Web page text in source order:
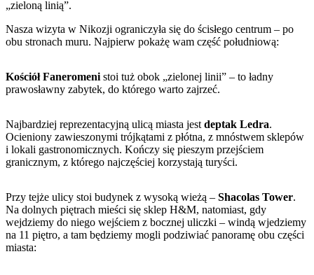
„zieloną linią”.
Nasza wizyta w Nikozji ograniczyła się do ścisłego centrum – po
obu stronach muru. Najpierw pokażę wam część południową:
Kościół Faneromeni stoi tuż obok „zielonej linii” – to ładny
prawosławny zabytek, do którego warto zajrzeć.
Najbardziej reprezentacyjną ulicą miasta jest deptak Ledra.
Ocieniony zawieszonymi trójkątami z płótna, z mnóstwem sklepów
i lokali gastronomicznych. Kończy się pieszym przejściem
granicznym, z którego najczęściej korzystają turyści.
Przy tejże ulicy stoi budynek z wysoką wieżą – Shacolas Tower.
Na dolnych piętrach mieści się sklep H&M, natomiast, gdy
wejdziemy do niego wejściem z bocznej uliczki – windą wjedziemy
na 11 piętro, a tam będziemy mogli podziwiać panoramę obu części
miasta: